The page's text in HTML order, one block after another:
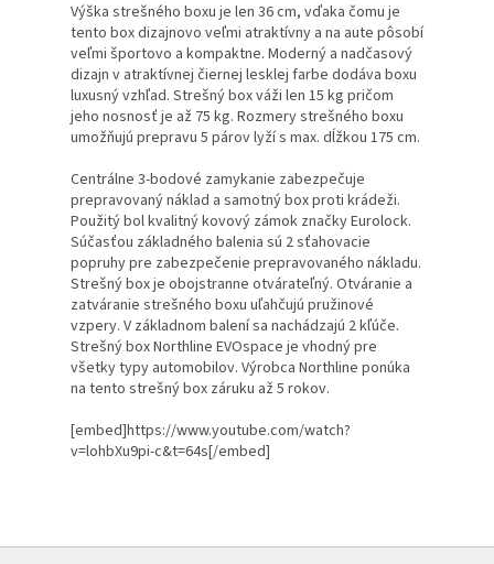
Výška strešného boxu je len 36 cm, vďaka čomu je
tento box dizajnovo veľmi atraktívny a na aute pôsobí
veľmi športovo a kompaktne. Moderný a nadčasový
dizajn v atraktívnej čiernej lesklej farbe dodáva boxu
luxusný vzhľad. Strešný box váži len 15 kg pričom
jeho nosnosť je až 75 kg. Rozmery strešného boxu
umožňujú prepravu 5 párov lyží s max. dĺžkou 175 cm.
Centrálne 3-bodové zamykanie zabezpečuje
prepravovaný náklad a samotný box proti krádeži.
Použitý bol kvalitný kovový zámok značky Eurolock.
Súčasťou základného balenia sú 2 sťahovacie
popruhy pre zabezpečenie prepravovaného nákladu.
Strešný box je obojstranne otvárateľný. Otváranie a
zatváranie strešného boxu uľahčujú pružinové
vzpery. V základnom balení sa nachádzajú 2 kľúče.
Strešný box Northline EVOspace je vhodný pre
všetky typy automobilov. Výrobca Northline ponúka
na tento strešný box záruku až 5 rokov.
[embed]https://www.youtube.com/watch?
v=lohbXu9pi-c&t=64s[/embed]